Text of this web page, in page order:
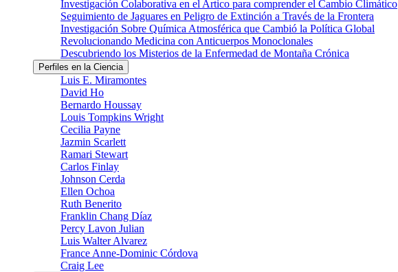
Investigación Colaborativa en el Artico para comprender el Cambio Climático
Seguimiento de Jaguares en Peligro de Extinción a Través de la Frontera
Investigación Sobre Química Atmosférica que Cambió la Política Global
Revolucionando Medicina con Anticuerpos Monoclonales
Descubriendo los Misterios de la Enfermedad de Montaña Crónica
Perfiles en la Ciencia
Luis E. Miramontes
David Ho
Bernardo Houssay
Louis Tompkins Wright
Cecilia Payne
Jazmin Scarlett
Ramari Stewart
Carlos Finlay
Johnson Cerda
Ellen Ochoa
Ruth Benerito
Franklin Chang Díaz
Percy Lavon Julian
Luis Walter Alvarez
France Anne-Dominic Córdova
Craig Lee